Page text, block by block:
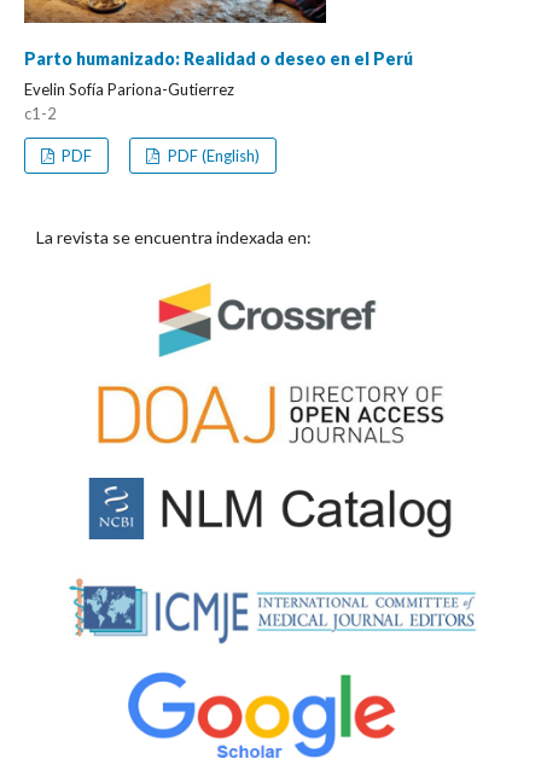
Parto humanizado: Realidad o deseo en el Perú
Evelin Sofía Pariona-Gutierrez
c1-2
PDF PDF (English)
La revista se encuentra indexada en: